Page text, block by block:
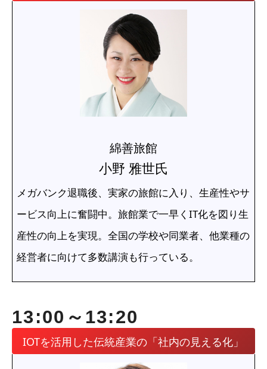
綿善旅館
小野 雅世氏
メガバンク退職後、実家の旅館に入り、生産性やサ
ービス向上に奮闘中。旅館業で一早くIT化を図り生
産性の向上を実現。全国の学校や同業者、他業種の
経営者に向けて多数講演も行っている。
13:00～13:20
IOTを活用した伝統産業の「社内の見える化」